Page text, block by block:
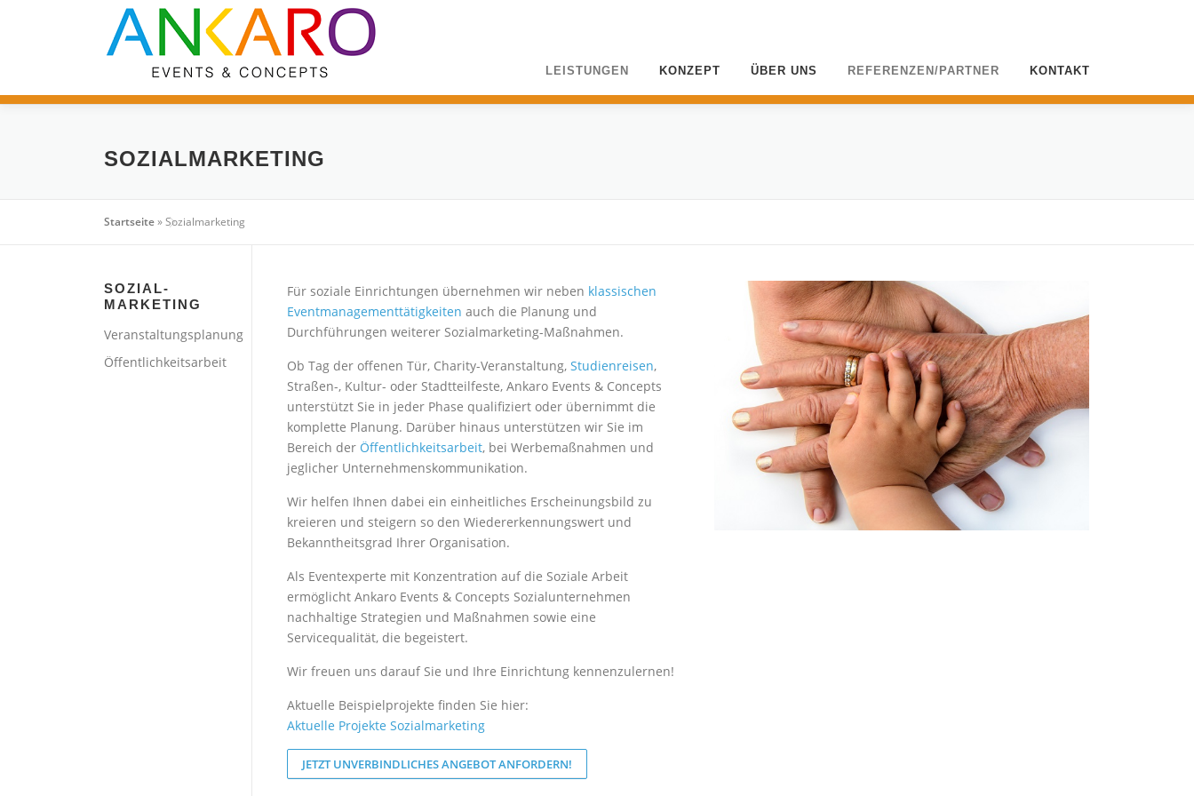
LEISTUNGEN KONZEPT ÜBER UNS REFERENZEN/PARTNER KONTAKT
SOZIALMARKETING
Startseite»Sozialmarketing
Für soziale Einrichtungen übernehmen wir neben klassischen
Eventmanagementtätigkeiten auch die Planung und
Durchführungen weiterer Sozialmarketing-Maßnahmen.
Ob Tag der offenen Tür, Charity-Veranstaltung, Studienreisen,
Straßen-, Kultur- oder Stadtteilfeste, Ankaro Events & Concepts
unterstützt Sie in jeder Phase qualifiziert oder übernimmt die
komplette Planung. Darüber hinaus unterstützen wir Sie im
Bereich der Öffentlichkeitsarbeit, bei Werbemaßnahmen und
jeglicher Unternehmenskommunikation.
Wir helfen Ihnen dabei ein einheitliches Erscheinungsbild zu
kreieren und steigern so den Wiedererkennungswert und
Bekanntheitsgrad Ihrer Organisation.
Als Eventexperte mit Konzentration auf die Soziale Arbeit
ermöglicht Ankaro Events & Concepts Sozialunternehmen
nachhaltige Strategien und Maßnahmen sowie eine
Servicequalität, die begeistert.
Wir freuen uns darauf Sie und Ihre Einrichtung kennenzulernen!
Aktuelle Beispielprojekte finden Sie hier:
Aktuelle Projekte Sozialmarketing
JETZT UNVERBINDLICHES ANGEBOT ANFORDERN!
SOZIAL-
MARKETING
Veranstaltungsplanung
Öffentlichkeitsarbeit